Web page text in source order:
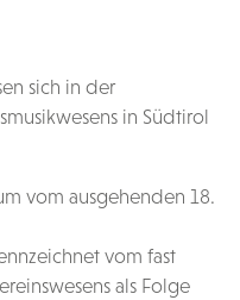
sich in der
in Südtirol
vom ausgehenden 18.
vom fast
als Folge